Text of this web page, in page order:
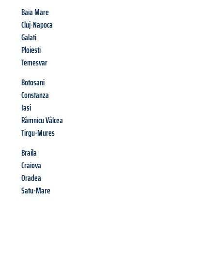
Baia Mare
Cluj-Napoca
Galati
Ploiesti
Temesvar
Botosani
Constanza
Iasi
Râmnicu Vâlcea
Tirgu-Mures
Braila
Craiova
Oradea
Satu-Mare